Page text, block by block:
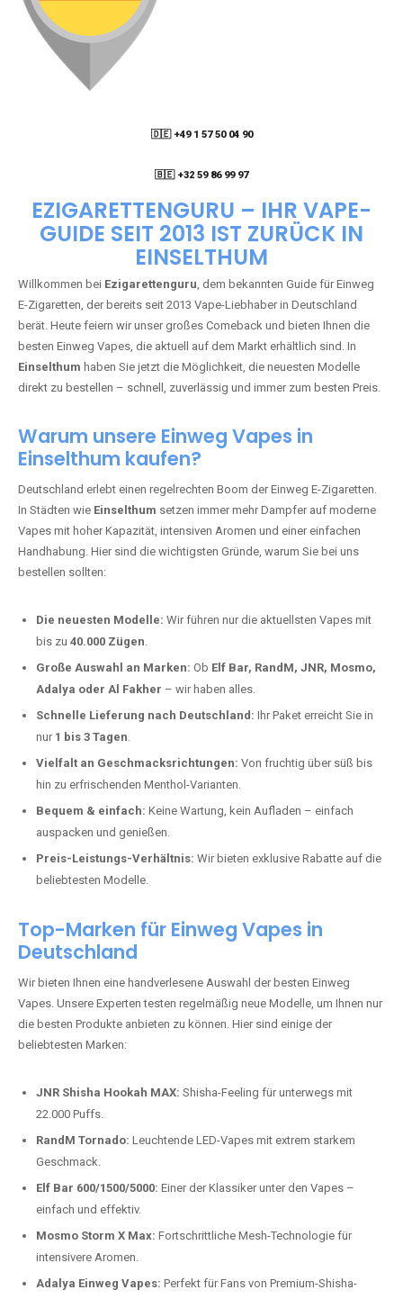
🇩🇪 +49 1 57 50 04 90
🇧🇪 +32 59 86 99 97
EZIGARETTENGURU – IHR VAPE-
GUIDE SEIT 2013 IST ZURÜCK IN
EINSELTHUM
Willkommen bei Ezigarettenguru, dem bekannten Guide für Einweg
E-Zigaretten, der bereits seit 2013 Vape-Liebhaber in Deutschland
berät. Heute feiern wir unser großes Comeback und bieten Ihnen die
besten Einweg Vapes, die aktuell auf dem Markt erhältlich sind. In
Einselthum haben Sie jetzt die Möglichkeit, die neuesten Modelle
direkt zu bestellen – schnell, zuverlässig und immer zum besten Preis.
Warum unsere Einweg Vapes in
Einselthum kaufen?
Deutschland erlebt einen regelrechten Boom der Einweg E-Zigaretten.
In Städten wie Einselthum setzen immer mehr Dampfer auf moderne
Vapes mit hoher Kapazität, intensiven Aromen und einer einfachen
Handhabung. Hier sind die wichtigsten Gründe, warum Sie bei uns
bestellen sollten:
Die neuesten Modelle: Wir führen nur die aktuellsten Vapes mit
bis zu 40.000 Zügen.
Große Auswahl an Marken: Ob Elf Bar, RandM, JNR, Mosmo,
Adalya oder Al Fakher – wir haben alles.
Schnelle Lieferung nach Deutschland: Ihr Paket erreicht Sie in
nur 1 bis 3 Tagen.
Vielfalt an Geschmacksrichtungen: Von fruchtig über süß bis
hin zu erfrischenden Menthol-Varianten.
Bequem & einfach: Keine Wartung, kein Aufladen – einfach
auspacken und genießen.
Preis-Leistungs-Verhältnis: Wir bieten exklusive Rabatte auf die
beliebtesten Modelle.
Top-Marken für Einweg Vapes in
Deutschland
Wir bieten Ihnen eine handverlesene Auswahl der besten Einweg
Vapes. Unsere Experten testen regelmäßig neue Modelle, um Ihnen nur
die besten Produkte anbieten zu können. Hier sind einige der
beliebtesten Marken:
JNR Shisha Hookah MAX: Shisha-Feeling für unterwegs mit
22.000 Puffs.
RandM Tornado: Leuchtende LED-Vapes mit extrem starkem
Geschmack.
Elf Bar 600/1500/5000: Einer der Klassiker unter den Vapes –
einfach und effektiv.
Mosmo Storm X Max: Fortschrittliche Mesh-Technologie für
intensivere Aromen.
Adalya Einweg Vapes: Perfekt für Fans von Premium-Shisha-